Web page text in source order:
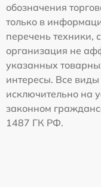
обозначения
только в
перечень техники,
организация не
указанных
интересы. Все
исключительно на
законном
1487 ГК РФ.